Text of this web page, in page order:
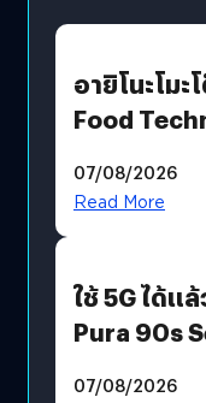
อายิโนะโม
Food
บริโภคและ
07/08/2026
Read More
ใช้ 5G ได้แ
Pura 90s
07/08/2026